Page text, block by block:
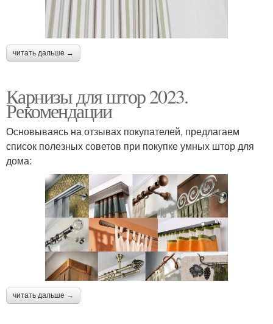
читать дальше →
Карнизы для штор 2023.
Рекомендации
Основываясь на отзывах покупателей, предлагаем
список полезных советов при покупке умных штор для
дома:
читать дальше →